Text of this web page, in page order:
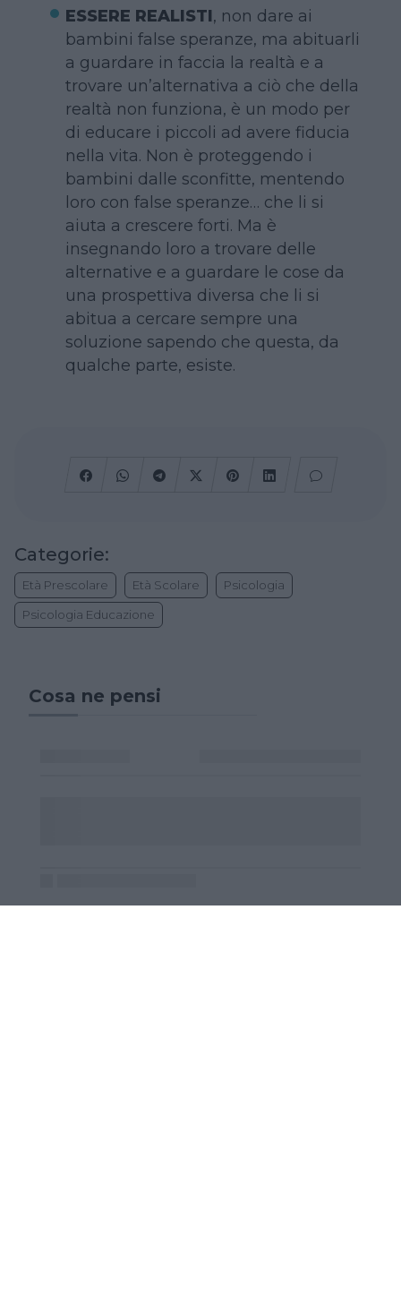
ESSERE REALISTI, non dare ai
bambini false speranze, ma abituarli
a guardare in faccia la realtà e a
trovare un’alternativa a ciò che della
realtà non funziona, è un modo per
di educare i piccoli ad avere fiducia
nella vita. Non è proteggendo i
bambini dalle sconfitte, mentendo
loro con false speranze… che li si
aiuta a crescere forti. Ma è
insegnando loro a trovare delle
alternative e a guardare le cose da
una prospettiva diversa che li si
abitua a cercare sempre una
soluzione sapendo che questa, da
qualche parte, esiste.
Categorie:
Età Prescolare Età Scolare Psicologia
Psicologia Educazione
Cosa ne pensi